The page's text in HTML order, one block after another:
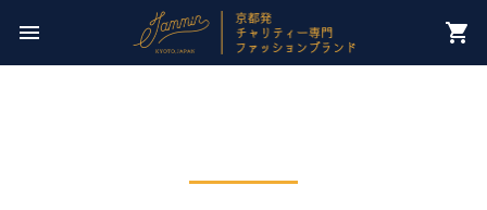
今週のチャリティー先は
【 NPO法人パレスチナ子どものキャンペーン 】
menu shopping_cart